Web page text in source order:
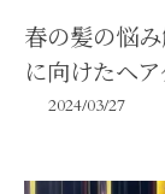
春の髪の悩
に向けたヘア
2024/03/27